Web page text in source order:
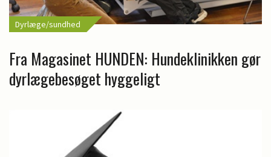
Dyrlæge/sundhed
Fra Magasinet HUNDEN: Hundeklinikken gør
dyrlægebesøget hyggeligt